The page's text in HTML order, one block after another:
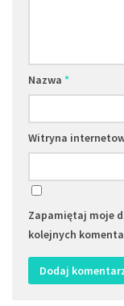
Nazwa *
Witryna
Zapamiętaj moje
kolejnych